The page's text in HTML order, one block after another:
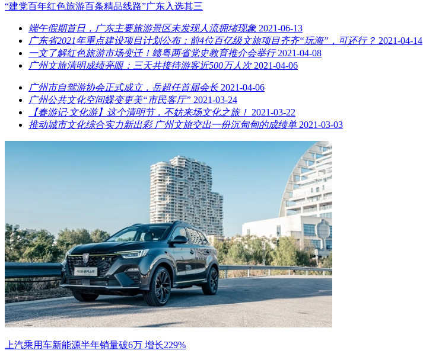
“建党百年红色旅游百条精品线路”广东入选其三
端午假期首日，广东主要旅游景区未发现人流拥堵现象 2021-06-13
广东省2021年重点建设项目计划公布：前4位百亿级文旅项目齐齐“玩海”，可还行？ 2021-04-14
一文了解红色旅游市场变迁！赣粤两省党史教育推介会举行 2021-04-08
广州文旅清明成绩亮眼：三天共接待游客近500万人次 2021-04-06
广州市自驾游协会正式成立，岳超任首届会长 2021-04-06
广州公共文化空间蝶变更美“市民客厅” 2021-03-24
【春游记·文化游】这个清明节，不妨来场文化之旅！ 2021-03-22
推动城市文化综合实力新出彩 广州文旅交出一份沉甸甸的成绩单 2021-03-03
上汽乘用车新能源半年销量破6万 增长229%